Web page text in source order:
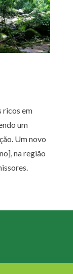
ricos em
um
Um novo
na região